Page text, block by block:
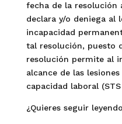
fecha de la resolución
declara y/o deniega al
incapacidad
tal resolución, puesto
resolución permite al
alcance de las
capacidad laboral
¿Quieres seguir